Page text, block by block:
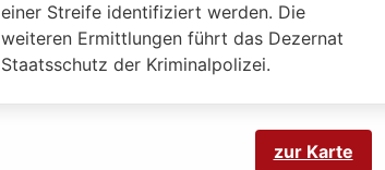
einer Streife identifiziert werden. Die
weiteren Ermittlungen führt das Dezernat
Staatsschutz der Kriminalpolizei.
zur Karte